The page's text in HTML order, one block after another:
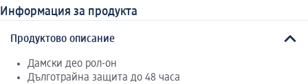
Информация за продукта
Продуктово описание
Дамски део рол-он
Дълготрайна защита до 48 часа